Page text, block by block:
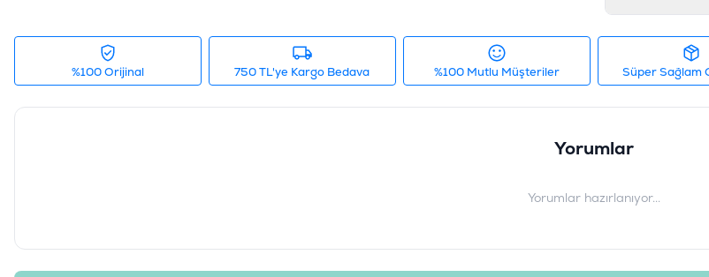
%100 Orijinal 750 TL'ye Kargo Bedava %100 Mutlu Müşteriler Süper Sağlam
Yorumlar
Yorumlar hazırlanıyor...